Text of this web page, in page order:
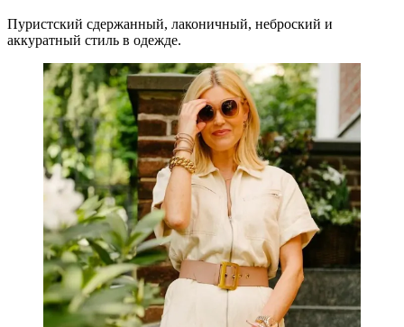
Пуристский сдержанный, лаконичный, неброский и
аккуратный стиль в одежде.